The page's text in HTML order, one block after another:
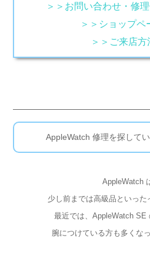
＞＞お問い合わせ・修
＞＞ショップペ
＞＞ご来店方
AppleWatch 修理を探して
AppleWatch
少し前までは高級品といった
最近では、AppleWatch SE
腕につけている方も多くな